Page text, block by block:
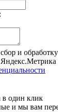
:
и
в один клик
и мы вам